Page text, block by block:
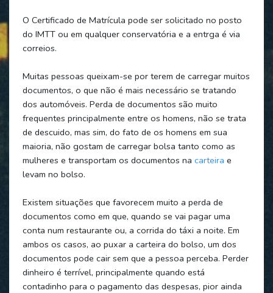
O Certificado de Matrícula pode ser solicitado no posto
do IMTT ou em qualquer conservatória e a entrga é via
correios.
Muitas pessoas queixam-se por terem de carregar muitos
documentos, o que não é mais necessário se tratando
dos automóveis. Perda de documentos são muito
frequentes principalmente entre os homens, não se trata
de descuido, mas sim, do fato de os homens em sua
maioria, não gostam de carregar bolsa tanto como as
mulheres e transportam os documentos na carteira e
levam no bolso.
Existem situações que favorecem muito a perda de
documentos como em que, quando se vai pagar uma
conta num restaurante ou, a corrida do táxi a noite. Em
ambos os casos, ao puxar a carteira do bolso, um dos
documentos pode cair sem que a pessoa perceba. Perder
dinheiro é terrível, principalmente quando está
contadinho para o pagamento das despesas, pior ainda